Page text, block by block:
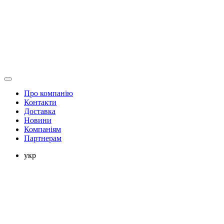
Про компанію
Контакти
Доставка
Новини
Компаніям
Партнерам
укр